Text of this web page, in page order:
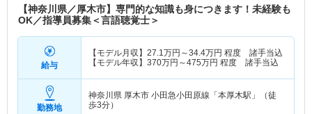
【神奈川県／厚木市】専門的な知識も身につきます！未経験も
OK／指導員募集＜言語聴覚士＞
給与
【モデル月収】 27.1万円～34.4万円 程度 諸手当込
【モデル年収】 370万円～475万円 程度 諸手当込
勤務地
神奈川県 厚木市 小田急小田原線「本厚木駅」（徒
歩3分）